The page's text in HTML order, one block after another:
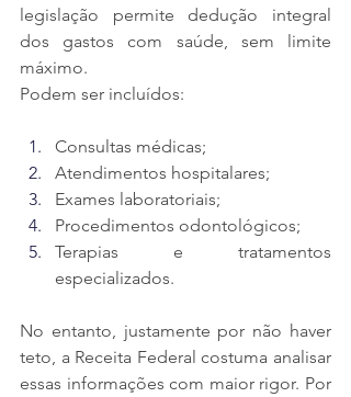
legislação permite dedução integral
dos gastos com saúde, sem limite
máximo.
Podem ser incluídos:
Consultas médicas;
Atendimentos hospitalares;
Exames laboratoriais;
Procedimentos odontológicos;
Terapias e tratamentos
especializados.
No entanto, justamente por não haver
teto, a Receita Federal costuma analisar
essas informações com maior rigor. Por